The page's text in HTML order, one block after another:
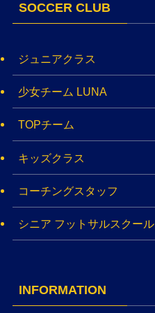
SOCCER CLUB
ジュニアクラス
少女チーム LUNA
TOPチーム
キッズクラス
コーチングスタッフ
シニア フットサルスクール
INFORMATION